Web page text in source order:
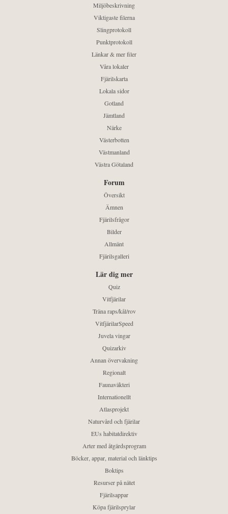
Miljöbeskrivning
Viktigaste filerna
Slingprotokoll
Punktprotokoll
Länkar & mer filer
Våra lokaler
Fjärilskarta
Lokala sidor
Gotland
Jämtland
Närke
Västerbotten
Västmanland
Västra Götaland
Forum
Översikt
Ämnen
Fjärilsfrågor
Bilder
Allmänt
Fjärilsgalleri
Lär dig mer
Quiz
Vitfjärilar
Träna raps/kål/rov
VitfjärilarSpeed
Juvela vingar
Quizarkiv
Annan övervakning
Regionalt
Faunaväkteri
Internationellt
Atlasprojekt
Naturvård och fjärilar
EUs habitatdirektiv
Arter med åtgärdsprogram
Böcker, appar, material och länktips
Boktips
Resurser på nätet
Fjärilsappar
Köpa fjärilsprylar